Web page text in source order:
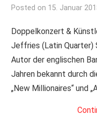
Posted on 15. Januar
Doppelkonzert &
Jeffries (Latin Quarter)
Autor der englischen
Jahren bekannt durch
„New Millionaires“ und